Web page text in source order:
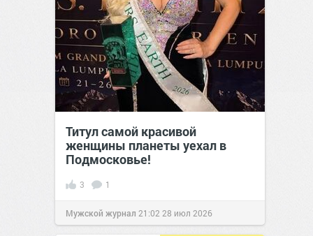
Титул самой красивой
женщины планеты уехал в
Подмосковье!
3 1
Мужской журнал 21:02 28 июл 2026